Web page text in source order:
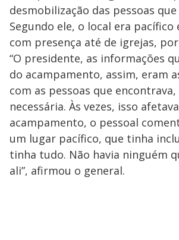
desmobilização das pessoas
Segundo ele, o local era
com presença até de igrejas,
“O presidente, as informações
do acampamento, assim, eram
com as pessoas que
necessária. Às vezes, isso
acampamento, o pessoal
um lugar pacífico, que tinha
tinha tudo. Não havia ninguém
ali”, afirmou o general.